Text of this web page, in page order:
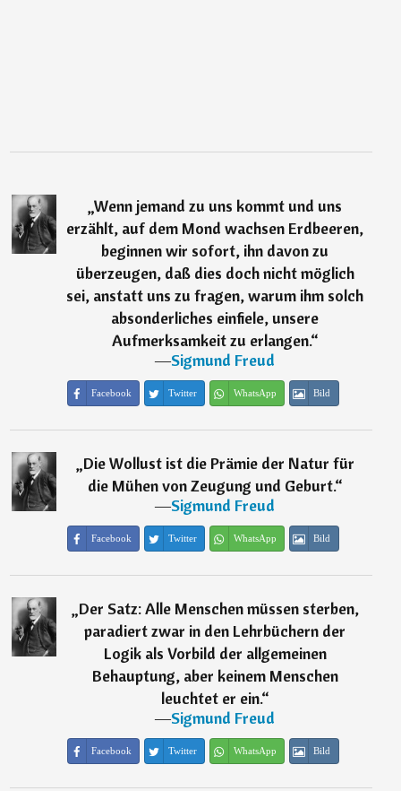
„Wenn jemand zu uns kommt und uns
erzählt, auf dem Mond wachsen Erdbeeren,
beginnen wir sofort, ihn davon zu
überzeugen, daß dies doch nicht möglich
sei, anstatt uns zu fragen, warum ihm solch
absonderliches einfiele, unsere
Aufmerksamkeit zu erlangen.“
―Sigmund Freud
Facebook Twitter WhatsApp Bild
„Die Wollust ist die Prämie der Natur für
die Mühen von Zeugung und Geburt.“
―Sigmund Freud
Facebook Twitter WhatsApp Bild
„Der Satz: Alle Menschen müssen sterben,
paradiert zwar in den Lehrbüchern der
Logik als Vorbild der allgemeinen
Behauptung, aber keinem Menschen
leuchtet er ein.“
―Sigmund Freud
Facebook Twitter WhatsApp Bild